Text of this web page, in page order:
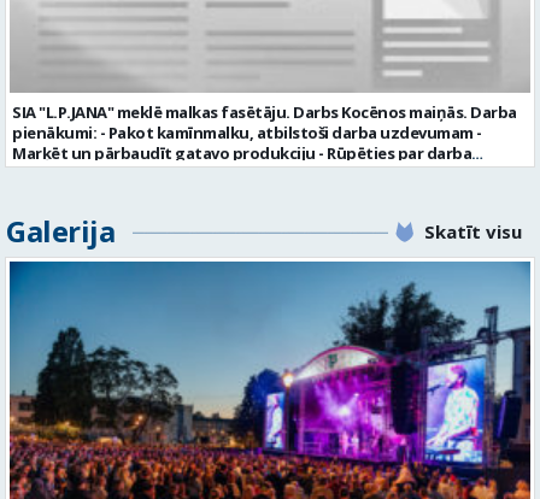
daļā darba dienās no plkst. 13:00 līdz 16:00. 2 nedēļu laikā pēc
konkursa termiņa beigām sazināsimies ar pretendentiem, kuri tiks
aicināti uz tikšanos klātienē. Informācijai: 29231565 * Iesniegtos
personas datus SIA “VTU VALMIERA” izmantos, lai konkursa kārtībā
noteiktu vakancei atbilstošāko kandidātu. Ja kandidāts vēlas, lai
viņa personas dati tiktu saglabāti SIA “VTU VALMIERA” iekšējā datu
bāzē ar mērķi tos apstrādāt citos SIA “VTU VALMIERA” personāla
atlases konkursos, tad pieteikumā vakancei lūdzam kandidātam
Valmiera, Valmieras nov. Darba laika veids: Summētais darba laiks
Darba veids: Darbinieka amats uz nenoteiktu laiku Slodze: Viena
vesela slodze Darbības joma: Pakalpojumi Pieteikto vietu skaits: 1
Līgums: Darbinieka amats uz nenoteiktu laiku Aktuāla līdz: 2026-08-
21 Kontaktpersona: CV ar norādi vakancei lūdzu sūtīt uz e-pastu
info@vtu-valmiera.lv vai iesniegt personīgi Izglītības līmenis:
Vispārējā vidējā izglītība
SIA "L.P.JANA" meklē malkas fasētāju. Darbs Kocēnos maiņās. Darba
pienākumi: - Pakot kamīnmalku, atbilstoši darba uzdevumam -
Marķēt un pārbaudīt gatavo produkciju - Rūpēties par darba
kvalitāti un kārtību darba vietā Prasības kandidātiem: - Laba fiziskā
padarītā) - Vienmēr laikā izmaksātu algu - Profesionālus un
atbalstošus kolēģus Lūgums CV sūtīt uz e- pastu:
SAIŅOŠANAS OPERATORS Algas izmaksas veids: Laika darba alga
Darba vietas adrese: LATVIJA, Gravas iela 2, Kocēni, Kocēnu pag.,
Valmieras nov. Slodze: Viena vesela slodze Darbības joma: Ražošana
Pieteikto vietu skaits: 2 Aktuāla līdz: 2027-09-07 Darba sākšanas
datums: 2026-08-17 Kontaktpersona: Davids Pavlovs
Galerija Skatīt visu